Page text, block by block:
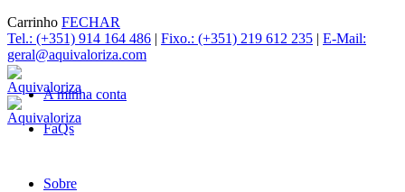
Carrinho FECHAR
Tel.: (+351) 914 164 486 | Fixo.: (+351) 219 612 235 | E-Mail:
geral@aquivaloriza.com
A minha conta
FaQs
Sobre